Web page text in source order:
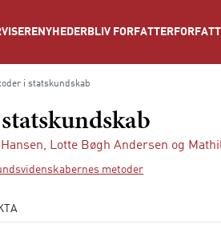
NYHEDER BLIV FORFATTER
i statskundskab
, Lotte Bøgh Andersen og
metoder